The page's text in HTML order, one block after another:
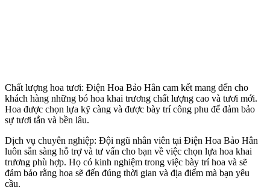
Chất lượng hoa tươi: Điện Hoa Bảo Hân cam kết mang đến cho
khách hàng những bó hoa khai trương chất lượng cao và tươi mới.
Hoa được chọn lựa kỹ càng và được bày trí công phu để đảm bảo
sự tươi tắn và bền lâu.
Dịch vụ chuyên nghiệp: Đội ngũ nhân viên tại Điện Hoa Bảo Hân
luôn sẵn sàng hỗ trợ và tư vấn cho bạn về việc chọn lựa hoa khai
trương phù hợp. Họ có kinh nghiệm trong việc bày trí hoa và sẽ
đảm bảo rằng hoa sẽ đến đúng thời gian và địa điểm mà bạn yêu
cầu.